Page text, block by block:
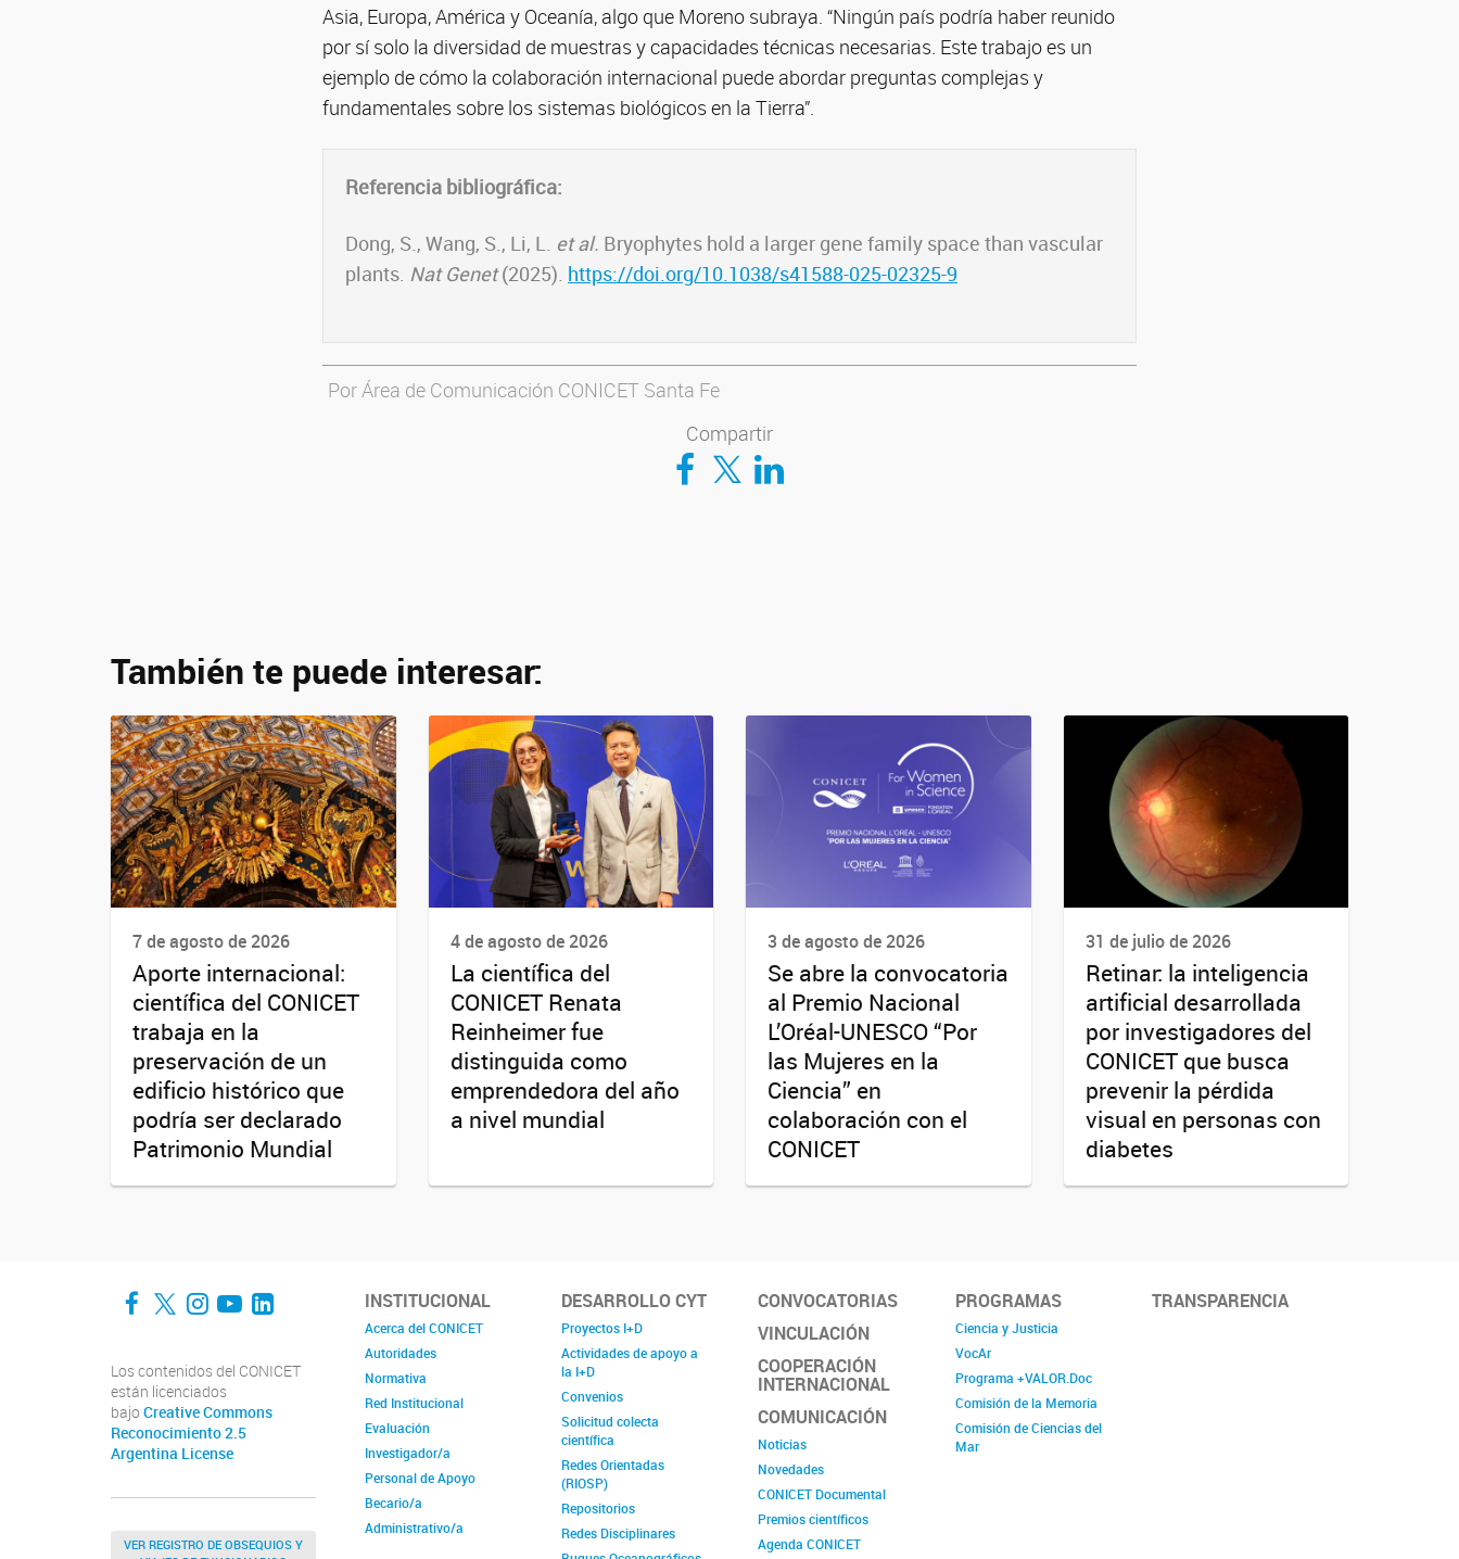
Asia, Europa, América y Oceanía, algo que Moreno subraya. “Ningún país podría haber reunido
por sí solo la diversidad de muestras y capacidades técnicas necesarias. Este trabajo es un
ejemplo de cómo la colaboración internacional puede abordar preguntas complejas y
fundamentales sobre los sistemas biológicos en la Tierra”.
Referencia bibliográfica:
Dong, S., Wang, S., Li, L. et al. Bryophytes hold a larger gene family space than vascular
plants. Nat Genet(2025). https://doi.org/10.1038/s41588-025-02325-9
Por Área de Comunicación CONICET Santa Fe
Compartir
Compartir en Facebook
Compartir en TwitterCompartir en LinkedIn
También te puede interesar:
7 de agosto de 2026
Aporte internacional:
científica del CONICET
trabaja en la
preservación de un
edificio histórico que
podría ser declarado
Patrimonio Mundial
4 de agosto de 2026
La científica del
CONICET Renata
Reinheimer fue
distinguida como
emprendedora del año
a nivel mundial
3 de agosto de 2026
Se abre la convocatoria
al Premio Nacional
L’Oréal-UNESCO “Por
las Mujeres en la
Ciencia” en
colaboración con el
CONICET
31 de julio de 2026
Retinar: la inteligencia
artificial desarrollada
por investigadores del
CONICET que busca
prevenir la pérdida
visual en personas con
diabetes
Facebook
Twitter
Instagram
YouTube
LinkedIn
Los contenidos del CONICET
están licenciados
bajo Creative Commons
Reconocimiento 2.5
Argentina License
VER REGISTRO DE OBSEQUIOS Y
INSTITUCIONAL
Acerca del CONICET
Autoridades
Normativa
Red Institucional
Evaluación
Investigador/a
Personal de Apoyo
Becario/a
Administrativo/a
DESARROLLO CYT
Proyectos I+D
Actividades de apoyo a
la I+D
Convenios
Solicitud colecta
científica
Redes Orientadas
(RIOSP)
Repositorios
Redes Disciplinares
CONVOCATORIAS
VINCULACIÓN
COOPERACIÓN
INTERNACIONAL
COMUNICACIÓN
Noticias
Novedades
CONICET Documental
Premios científicos
Agenda CONICET
PROGRAMAS
Ciencia y Justicia
VocAr
Programa +VALOR.Doc
Comisión de la Memoria
Comisión de Ciencias del
Mar
TRANSPARENCIA